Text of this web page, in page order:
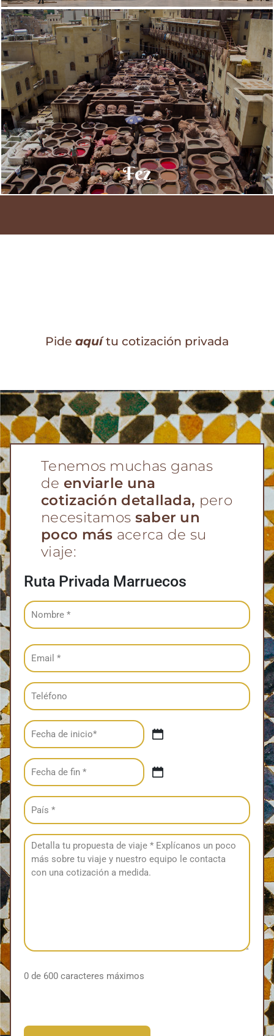
Fez
Pide aquítu cotización privada
Tenemos muchas ganas
de enviarle una
cotización detallada, pero
necesitamos saber un
poco más acerca de su
viaje:
Ruta Privada Marruecos
Name
(Obligatorio)
Email
(Obligatorio)
Teléfono
Date
(Obligatorio)
Date
(Obligatorio)
Untitled
(Obligatorio)
0 de 600 caracteres máximos